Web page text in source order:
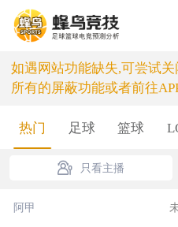
如遇网站功能缺失,可尝试
所有的屏蔽功能或者前往
热门 足球 篮球
只看主播
阿甲